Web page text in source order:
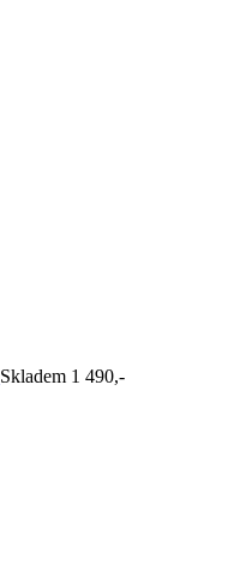
Skladem 1 490,-